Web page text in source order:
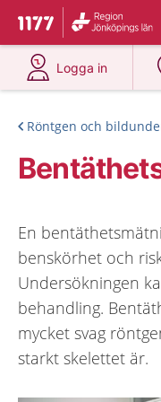
Till startsidan för 1177
Du har valt
Logga in
på 1177.se
Röntgen och
En
benskörhet och
Undersökningen
behandling.
mycket svag
starkt skelettet är.